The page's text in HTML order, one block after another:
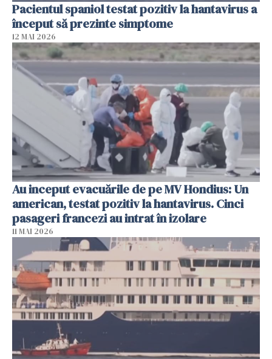
Pacientul spaniol testat pozitiv la hantavirus a
început să prezinte simptome
12 MAI 2026
Au inceput evacuările de pe MV Hondius: Un
american, testat pozitiv la hantavirus. Cinci
pasageri francezi au intrat în izolare
11 MAI 2026